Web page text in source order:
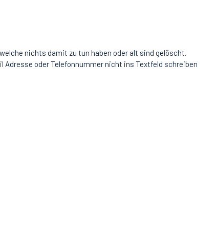
nichts damit zu tun haben oder alt sind gelöscht.
Adresse oder Telefonnummer nicht ins Textfeld schreiben